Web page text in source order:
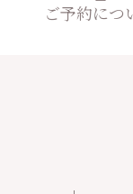
ご予約につ